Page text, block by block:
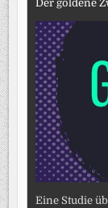
Der goldene
Eine Studie